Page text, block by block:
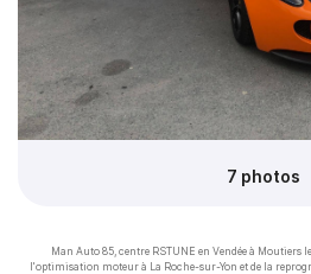
7 photos
Man Auto 85, centre RSTUNE en Vendée à Moutiers
l'optimisation moteur à La Roche-sur-Yon et de la